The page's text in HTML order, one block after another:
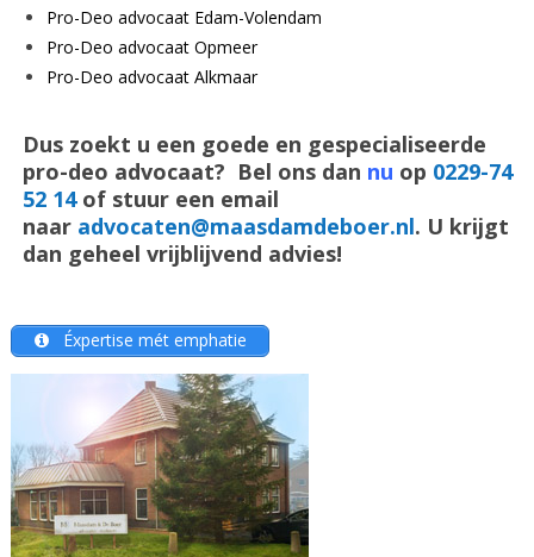
Pro-Deo advocaat Edam-Volendam
Pro-Deo advocaat Opmeer
Pro-Deo advocaat Alkmaar
Dus zoekt u een goede en gespecialiseerde
pro-deo advocaat? Bel ons dan nu op 0229-74
52 14of stuur een email
naar advocaten@maasdamdeboer.nl. U krijgt
dan geheel vrijblijvend advies!
Éxpertise mét emphatie